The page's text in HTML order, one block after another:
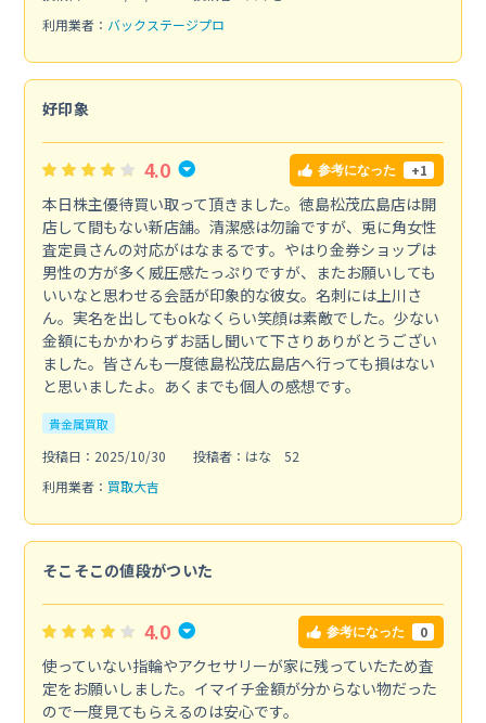
利用業者： バックステージプロ
好印象
4.0 参考になった +1
本日株主優待買い取って頂きました。徳島松茂広島店は開
店して間もない新店舗。清潔感は勿論ですが、兎に角女性
査定員さんの対応がはなまるです。やはり金券ショップは
男性の方が多く威圧感たっぷりですが、またお願いしても
いいなと思わせる会話が印象的な彼女。名刺には上川さ
ん。実名を出してもokなくらい笑顔は素敵でした。少ない
金額にもかかわらずお話し聞いて下さりありがとうござい
ました。皆さんも一度徳島松茂広島店へ行っても損はない
と思いましたよ。あくまでも個人の感想です。
貴金属買取
投稿日：2025/10/30
投稿者：はな 52
利用業者： 買取大吉
そこそこの値段がついた
4.0 参考になった 0
使っていない指輪やアクセサリーが家に残っていたため査
定をお願いしました。イマイチ金額が分からない物だった
ので一度見てもらえるのは安心です。